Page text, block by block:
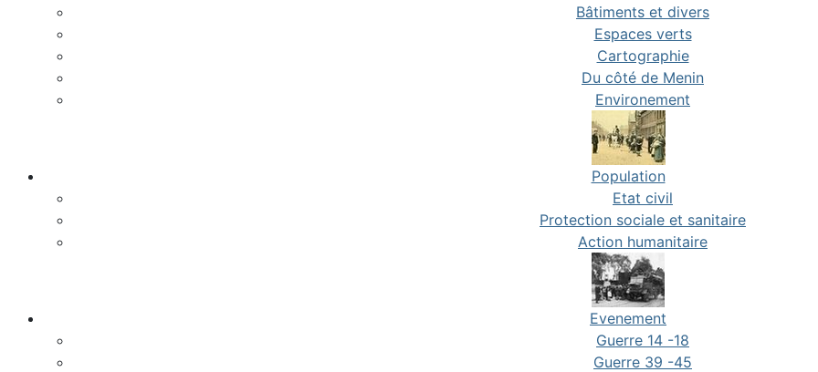
Bâtiments et divers
Espaces verts
Cartographie
Du côté de Menin
Environement
Population
Etat civil
Protection sociale et sanitaire
Action humanitaire
Evenement
Guerre 14 -18
Guerre 39 -45